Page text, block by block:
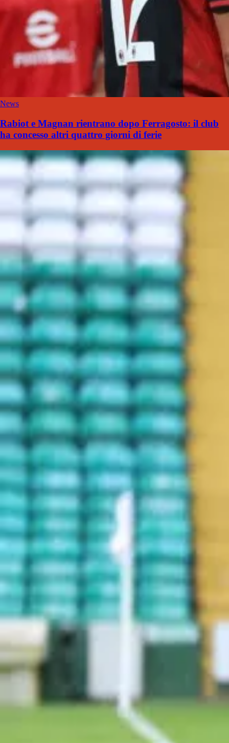
News
Rabiot e Magnan rientrano dopo Ferragosto: il club
ha concesso altri quattro giorni di ferie